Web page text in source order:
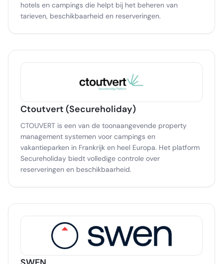
hotels en campings die helpt bij het beheren van
tarieven, beschikbaarheid en reserveringen.
Ctoutvert (Secureholiday)
CTOUVERT is een van de toonaangevende property
management systemen voor campings en
vakantieparken in Frankrijk en heel Europa. Het platform
Secureholiday biedt volledige controle over
reserveringen en beschikbaarheid.